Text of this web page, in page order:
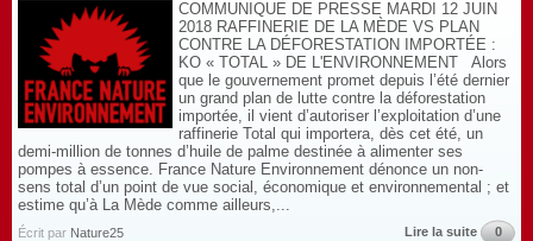
COMMUNIQUE DE PRESSE MARDI 12 JUIN
2018 RAFFINERIE DE LA MÈDE VS PLAN
CONTRE LA DÉFORESTATION IMPORTÉE :
KO « TOTAL » DE L'ENVIRONNEMENT Alors
que le gouvernement promet depuis l’été dernier
un grand plan de lutte contre la déforestation
importée, il vient d’autoriser l’exploitation d’une
raffinerie Total qui importera, dès cet été, un
demi-million de tonnes d’huile de palme destinée à alimenter ses
pompes à essence. France Nature Environnement dénonce un non-
sens total d’un point de vue social, économique et environnemental ; et
estime qu’à La Mède comme ailleurs,...
Écrit par Nature25 Lire la suite 0